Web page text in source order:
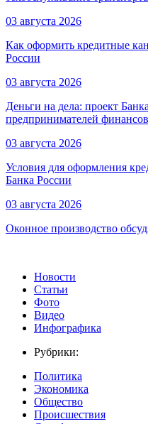
03 августа 2026
Как оформить кредитные
России
03 августа 2026
Деньги на дела: проект
предпринимателей
03 августа 2026
Условия для оформления
Банка России
03 августа 2026
Оконное производство
Новости
Статьи
Фото
Видео
Инфографика
Рубрики:
Политика
Экономика
Общество
Происшествия